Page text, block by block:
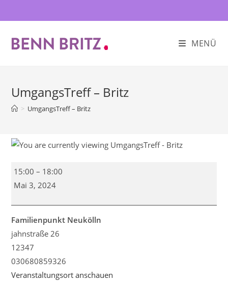
Inhalt
MENÜ
UmgangsTreff – Britz
> UmgangsTreff – Britz
UmgangsTreff
15:00 – 18:00
Mai 3, 2024
Familienpunkt Neukölln
jahnstraße 26
12347
030680859326
Veranstaltungsort anschauen